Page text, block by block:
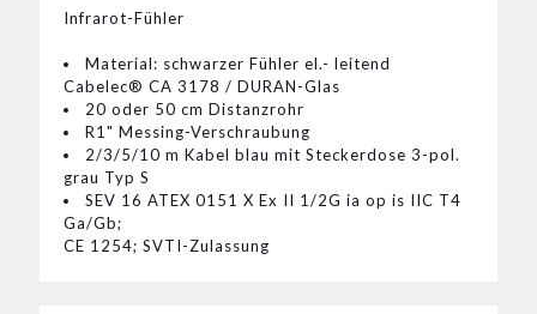
Infrarot-Fühler
Material: schwarzer Fühler el.- leitend
Cabelec® CA 3178 / DURAN-Glas
20 oder 50 cm Distanzrohr
R1" Messing-Verschraubung
2/3/5/10 m Kabel blau mit Steckerdose 3-pol.
grau Typ S
SEV 16 ATEX 0151 X Ex II 1/2G ia op is IIC T4
Ga/Gb;
CE 1254; SVTI-Zulassung